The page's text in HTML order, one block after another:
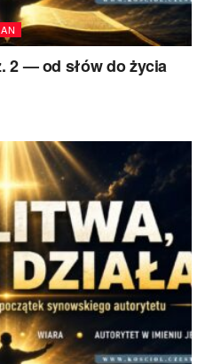
2 — od słów do życia